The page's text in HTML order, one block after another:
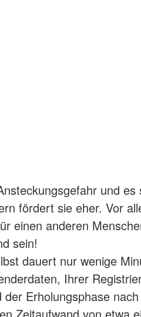
und
fördert sie eher. Vor
einen anderen
sein!
dauert nur wenige
Ihrer
Erholungsphase